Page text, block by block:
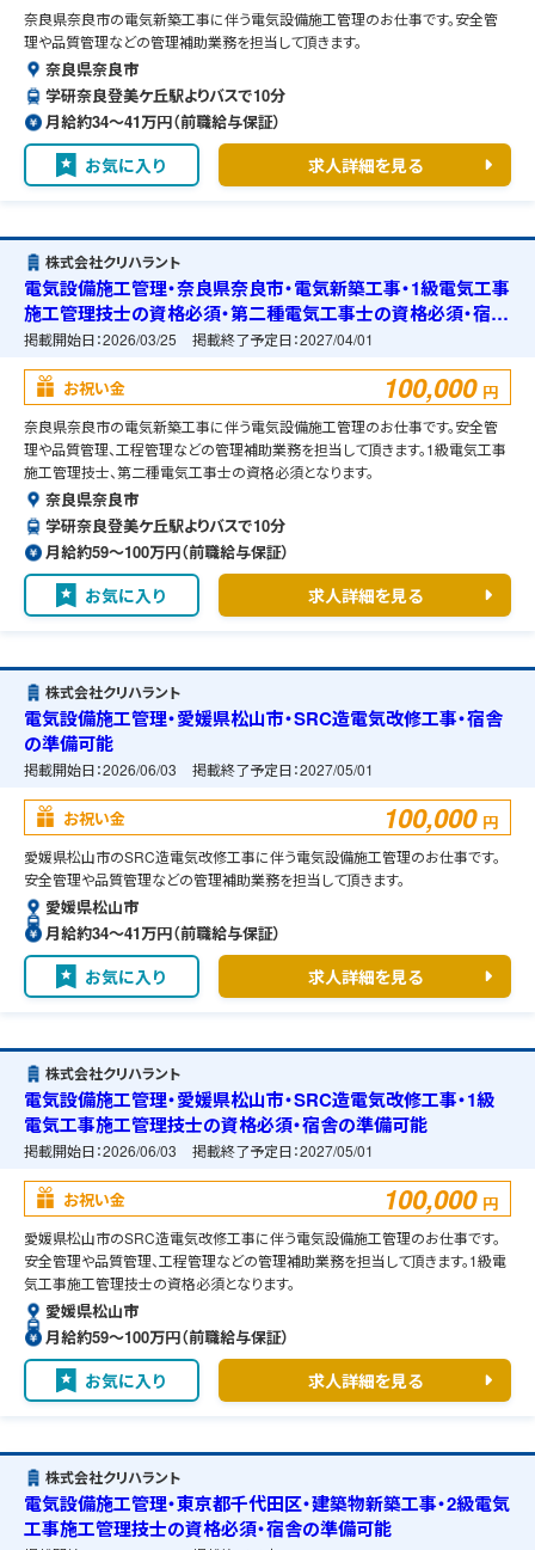
奈良県奈良市の電気新築工事に伴う電気設備施工管理のお仕事です。安全管
理や品質管理などの管理補助業務を担当して頂きます。
奈良県奈良市
学研奈良登美ケ丘駅よりバスで10分
月給約34〜41万円（前職給与保証）
お気に入り 求人詳細を見る
株式会社クリハラント
電気設備施工管理・奈良県奈良市・電気新築工事・1級電気工事
施工管理技士の資格必須・第二種電気工事士の資格必須・宿舎
の準備可能
掲載開始日：2026/03/25 掲載終了予定日：2027/04/01
お祝い金 100,000 円
奈良県奈良市の電気新築工事に伴う電気設備施工管理のお仕事です。安全管
理や品質管理、工程管理などの管理補助業務を担当して頂きます。1級電気工事
施工管理技士、第二種電気工事士の資格必須となります。
奈良県奈良市
学研奈良登美ケ丘駅よりバスで10分
月給約59〜100万円（前職給与保証）
お気に入り 求人詳細を見る
株式会社クリハラント
電気設備施工管理・愛媛県松山市・SRC造電気改修工事・宿舎
の準備可能
掲載開始日：2026/06/03 掲載終了予定日：2027/05/01
お祝い金 100,000 円
愛媛県松山市のSRC造電気改修工事に伴う電気設備施工管理のお仕事です。
安全管理や品質管理などの管理補助業務を担当して頂きます。
愛媛県松山市
月給約34〜41万円（前職給与保証）
お気に入り 求人詳細を見る
株式会社クリハラント
電気設備施工管理・愛媛県松山市・SRC造電気改修工事・1級
電気工事施工管理技士の資格必須・宿舎の準備可能
掲載開始日：2026/06/03 掲載終了予定日：2027/05/01
お祝い金 100,000 円
愛媛県松山市のSRC造電気改修工事に伴う電気設備施工管理のお仕事です。
安全管理や品質管理、工程管理などの管理補助業務を担当して頂きます。1級電
気工事施工管理技士の資格必須となります。
愛媛県松山市
月給約59〜100万円（前職給与保証）
お気に入り 求人詳細を見る
株式会社クリハラント
電気設備施工管理・東京都千代田区・建築物新築工事・2級電気
工事施工管理技士の資格必須・宿舎の準備可能